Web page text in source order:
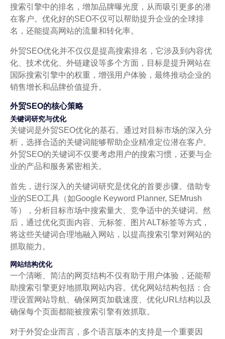
搜索引擎中的排名，增加品牌曝光度，从而吸引更多的潜
在客户。优化好的SEO不仅可以帮助提升企业的全球排
名，还能提高网站的流量和转化率。
外贸SEO优化并不仅仅是提高搜索排名，它涉及到内容优
化、技术优化、外链建设等多个方面，目标是提升网站在
国际搜索引擎中的权重，增强用户体验，最终推动企业的
销售增长和品牌价值提升。
外贸SEO的核心策略
关键词研究与优化
关键词是外贸SEO优化的基石。通过对目标市场的深入分
析，选择合适的关键词能够帮助企业精准定位潜在客户。
外贸SEO的关键词不仅要考虑用户的搜索习惯，还要与企
业的产品和服务紧密相关。
首先，进行深入的关键词研究是优化的首要步骤。借助专
业的SEO工具（如Google Keyword Planner, SEMrush
等），分析目标市场中搜索量大、竞争适中的关键词。然
后，通过优化页面内容、元标签、图片ALT标签等方式，
将这些关键词合理地融入网站，以提高搜索引擎对网站的
抓取能力。
网站结构优化
一个清晰、简洁的网页结构不仅有助于用户体验，还能帮
助搜索引擎更好地抓取网站内容。优化网站结构包括：合
理设置网站导航、确保网页加载速度、优化URL结构以及
确保每个页面都能被搜索引擎有效抓取。
对于外贸企业而言，多个语言版本的支持是一个重要因